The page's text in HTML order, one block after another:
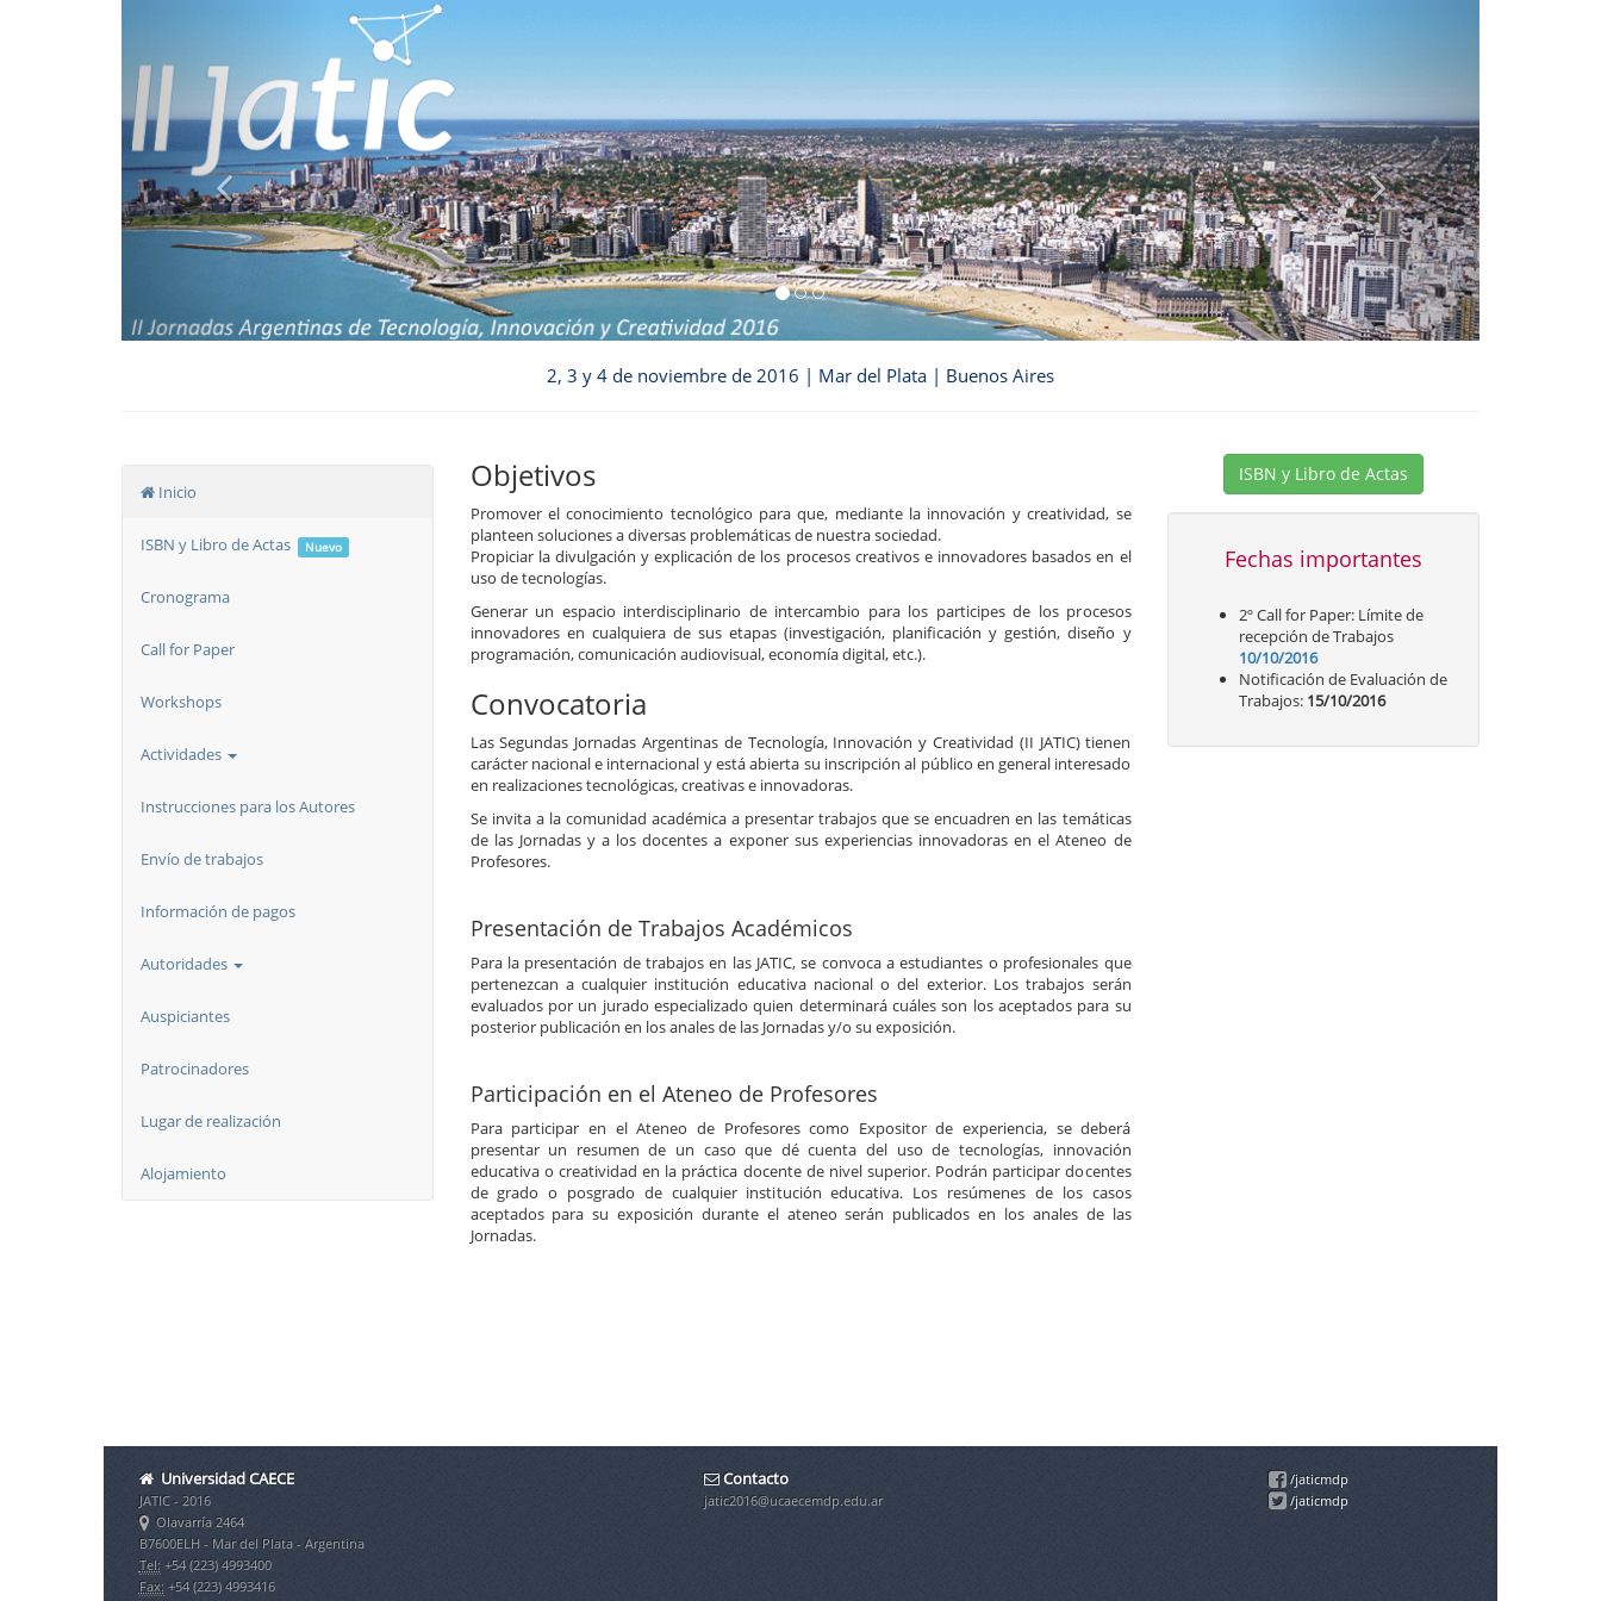
Previous Next
2, 3 y 4 de noviembre de 2016 | Mar del Plata | Buenos Aires
Inicio
ISBN y Libro de Actas Nuevo
Cronograma
Call for Paper
Workshops
Actividades
Instrucciones para los Autores
Envío de trabajos
Información de pagos
Autoridades
Auspiciantes
Patrocinadores
Lugar de realización
Alojamiento
Objetivos
Promover el conocimiento tecnológico para que, mediante la innovación y creatividad, se
planteen soluciones a diversas problemáticas de nuestra sociedad.
Propiciar la divulgación y explicación de los procesos creativos e innovadores basados en el
uso de tecnologías.
Generar un espacio interdisciplinario de intercambio para los participes de los procesos
innovadores en cualquiera de sus etapas (investigación, planificación y gestión, diseño y
programación, comunicación audiovisual, economía digital, etc.).
Convocatoria
Las Segundas Jornadas Argentinas de Tecnología, Innovación y Creatividad (II JATIC) tienen
carácter nacional e internacional y está abierta su inscripción al público en general interesado
en realizaciones tecnológicas, creativas e innovadoras.
Se invita a la comunidad académica a presentar trabajos que se encuadren en las temáticas
de las Jornadas y a los docentes a exponer sus experiencias innovadoras en el Ateneo de
Profesores.
Presentación de Trabajos Académicos
Para la presentación de trabajos en las JATIC, se convoca a estudiantes o profesionales que
pertenezcan a cualquier institución educativa nacional o del exterior. Los trabajos serán
evaluados por un jurado especializado quien determinará cuáles son los aceptados para su
posterior publicación en los anales de las Jornadas y/o su exposición.
Participación en el Ateneo de Profesores
Para participar en el Ateneo de Profesores como Expositor de experiencia, se deberá
presentar un resumen de un caso que dé cuenta del uso de tecnologías, innovación
educativa o creatividad en la práctica docente de nivel superior. Podrán participar docentes
de grado o posgrado de cualquier institución educativa. Los resúmenes de los casos
aceptados para su exposición durante el ateneo serán publicados en los anales de las
Jornadas.
ISBN y Libro de Actas
Fechas importantes
2º Call for Paper: Límite de
recepción de Trabajos
10/10/2016
Notificación de Evaluación de
Trabajos: 15/10/2016
Universidad CAECE
JATIC - 2016
Olavarría 2464
B7600ELH - Mar del Plata - Argentina
Tel: +54 (223) 4993400
Fax: +54 (223) 4993416
Contacto
jatic2016@ucaecemdp.edu.ar
/jaticmdp
/jaticmdp